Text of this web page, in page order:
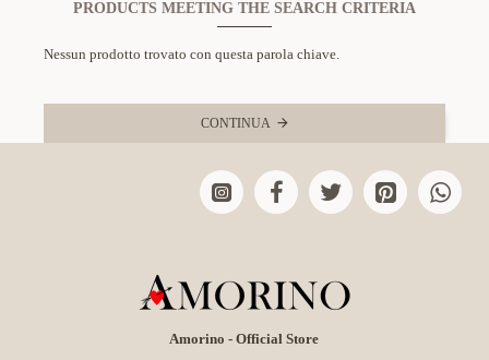
PRODUCTS MEETING THE SEARCH CRITERIA
Nessun prodotto trovato con questa parola chiave.
CONTINUA
Amorino - Official Store